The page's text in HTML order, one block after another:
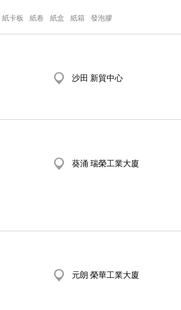
紙卡板 紙卷 紙盒 紙箱 發泡膠
沙田 新貿中心
葵涌 瑞榮工業大廈
元朗 榮華工業大廈